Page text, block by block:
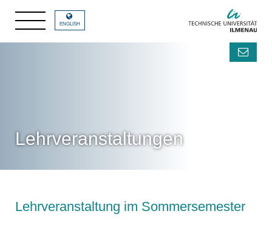
ENGLISH
Lehrveranstaltungen
Lehrveranstaltung im Sommersemester